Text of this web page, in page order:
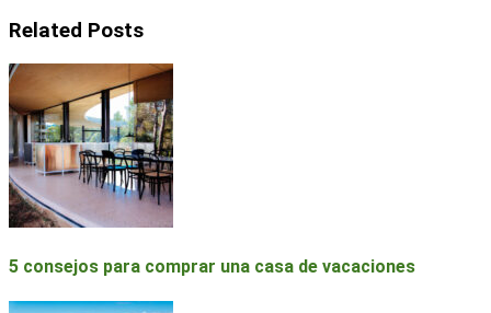
Related Posts
5 consejos para comprar una casa de vacaciones